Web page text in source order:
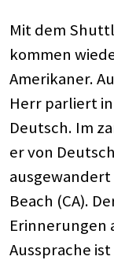
Mit dem
kommen
Amerikaner.
Herr parliert
Deutsch. Im
er von
Beach (CA).
Erinnerungen
Aussprache